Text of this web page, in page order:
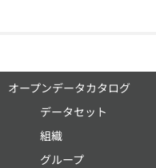
オープンデータカタログ
データセット
組織
グループ